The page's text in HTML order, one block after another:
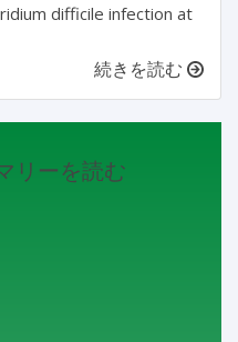
difficile infection at
続きを読む
リーを読む